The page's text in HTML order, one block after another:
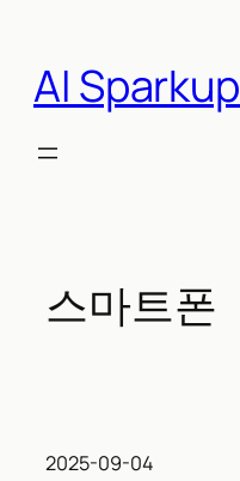
AI Sparkup
스마트폰
2025-09-04